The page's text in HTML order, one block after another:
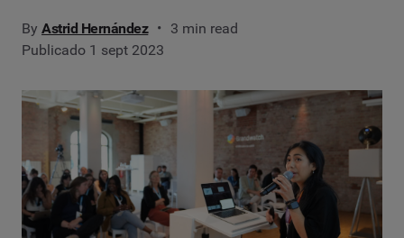
By Astrid Hernández
3 min read
Publicado 1 sept 2023